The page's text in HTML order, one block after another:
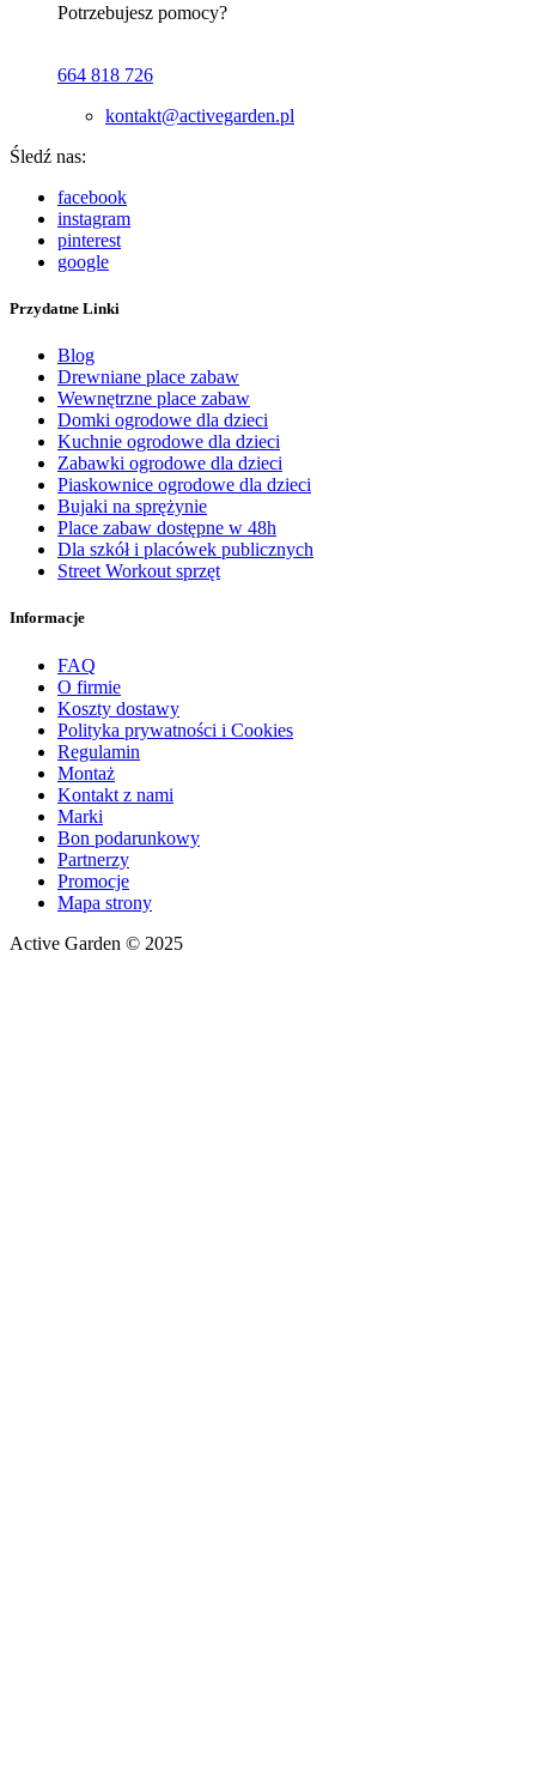
Potrzebujesz pomocy?
664 818 726
kontakt@activegarden.pl
Śledź nas:
facebook
instagram
pinterest
google
Przydatne Linki
Blog
Drewniane place zabaw
Wewnętrzne place zabaw
Domki ogrodowe dla dzieci
Kuchnie ogrodowe dla dzieci
Zabawki ogrodowe dla dzieci
Piaskownice ogrodowe dla dzieci
Bujaki na sprężynie
Place zabaw dostępne w 48h
Dla szkół i placówek publicznych
Street Workout sprzęt
Informacje
FAQ
O firmie
Koszty dostawy
Polityka prywatności i Cookies
Regulamin
Montaż
Kontakt z nami
Marki
Bon podarunkowy
Partnerzy
Promocje
Mapa strony
Active Garden © 2025